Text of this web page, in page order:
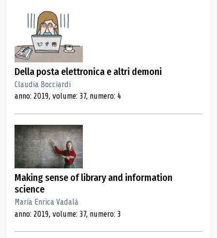
Della posta elettronica e altri demoni
Claudia Bocciardi
anno: 2019, volume: 37, numero: 4
Making sense of library and information
science
Maria Enrica Vadalà
anno: 2019, volume: 37, numero: 3